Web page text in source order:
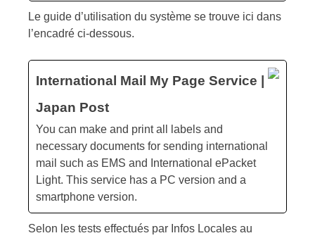
Le guide d’utilisation du système se trouve ici dans
l’encadré ci-dessous.
International Mail My Page Service |
Japan Post
You can make and print all labels and
necessary documents for sending international
mail such as EMS and International ePacket
Light. This service has a PC version and a
smartphone version.
Selon les tests effectués par Infos Locales au